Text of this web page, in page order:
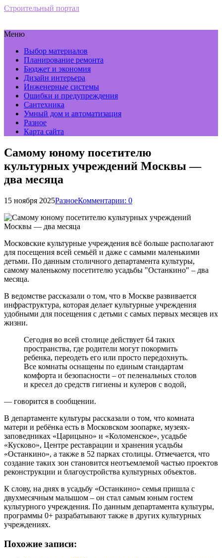
Строительный портал
Меню
Выбор материалов
Планирование ремонта
Бюджет и экономия
Дизайн интерьера
Инженерные системы
Ошибки и предупреждения
Сантехника
Умный дом и автоматизация
Разное
Карта сайта
Самому юному посетителю
культурных учреждений Москвы —
два месяца
15 ноября 2025РазноеКомментарии: 0
Московские культурные учреждения всё больше располагают
для посещения всей семьёй и даже с самыми маленькими
детьми. По данным столичного департамента культуры,
самому маленькому посетителю усадьбы "Останкино" – два
месяца.
В ведомстве рассказали о том, что в Москве развивается
инфраструктура, которая делает культурные учреждения
удобными для посещения с детьми с самых первых месяцев их
жизни.
Сегодня во всей столице действует 64 таких
пространства, где родители могут покормить
ребенка, переодеть его или просто передохнуть.
Все комнаты оснащены по единым стандартам
комфорта и безопасности – от пеленальных столов
и кресел до средств гигиены и кулеров с водой,
— говорится в сообщении.
В департаменте культуры рассказали о том, что комната
матери и ребёнка есть в Московском зоопарке, музеях-
заповедниках «Царицыно» и «Коломенское», усадьбе
«Кусково», Центре реставрации и хранения усадьбы
«Останкино», а также в 52 парках столицы. Отмечается, что
создание таких зон становится неотъемлемой частью проектов
реконструкции и благоустройства культурных объектов.
К слову, на днях в усадьбу «Останкино» семья пришла с
двухмесячным малышом – он стал самым юным гостем
культурного учреждения. По данным департамента культуры,
программы 0+ разрабатывают также в других культурных
учреждениях.
Похожие записи: